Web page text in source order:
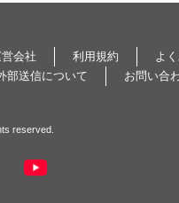
会社 利用規約
よ
部送信について お問い合
reserved.